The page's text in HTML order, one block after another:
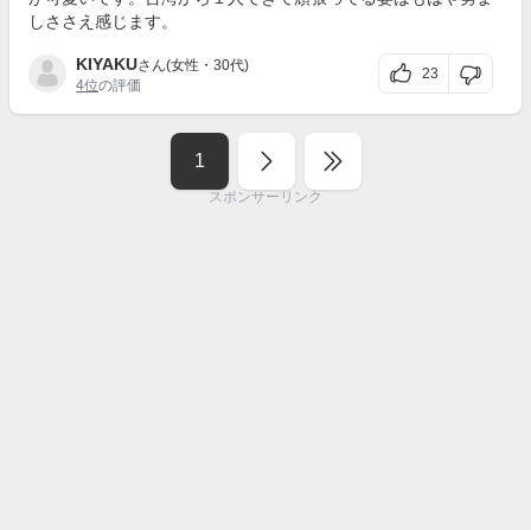
しささえ感じます。
KIYAKUさん(女性・30代)
4位の評価
23
1
スポンサーリンク